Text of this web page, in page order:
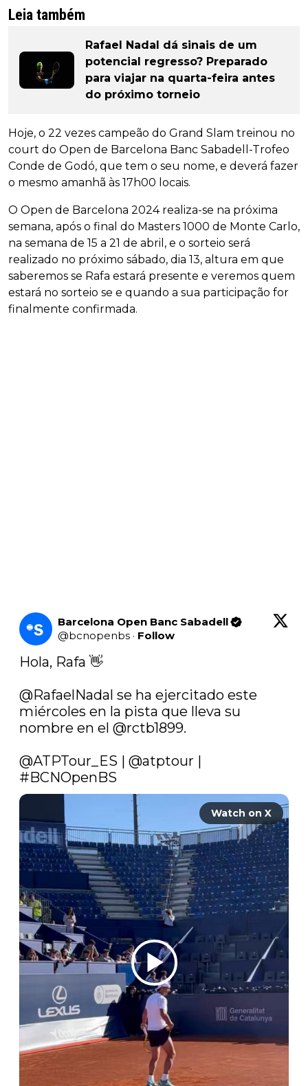
Leia também
Rafael Nadal dá sinais de um
potencial regresso? Preparado
para viajar na quarta-feira antes
do próximo torneio
Hoje, o 22 vezes campeão do Grand Slam treinou no
court do Open de Barcelona Banc Sabadell-Trofeo
Conde de Godó, que tem o seu nome, e deverá fazer
o mesmo amanhã às 17h00 locais.
O Open de Barcelona 2024 realiza-se na próxima
semana, após o final do Masters 1000 de Monte Carlo,
na semana de 15 a 21 de abril, e o sorteio será
realizado no próximo sábado, dia 13, altura em que
saberemos se Rafa estará presente e veremos quem
estará no sorteio se e quando a sua participação for
finalmente confirmada.
Barcelona Open Banc Sabadell
@bcnopenbs · Follow
Hola, Rafa 👋
@RafaelNadal se ha ejercitado este
miércoles en la pista que lleva su
nombre en el @rctb1899.
@ATPTour_ES | @atptour
#BCNOpenBS
Watch on X